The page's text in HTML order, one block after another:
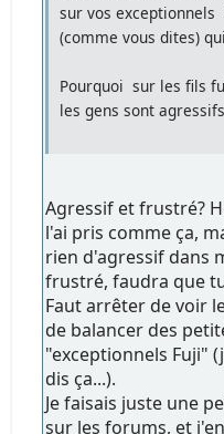
sur vos exceptionnels
(comme vous dites)
Pourquoi sur les fils
les gens sont
Agressif et frustré?
l'ai pris comme ça,
rien d'agressif dans
frustré, faudra que
Faut arrêter de voir
de balancer des
"exceptionnels Fuji"
dis ça...).
Je faisais juste une
sur les forums, et